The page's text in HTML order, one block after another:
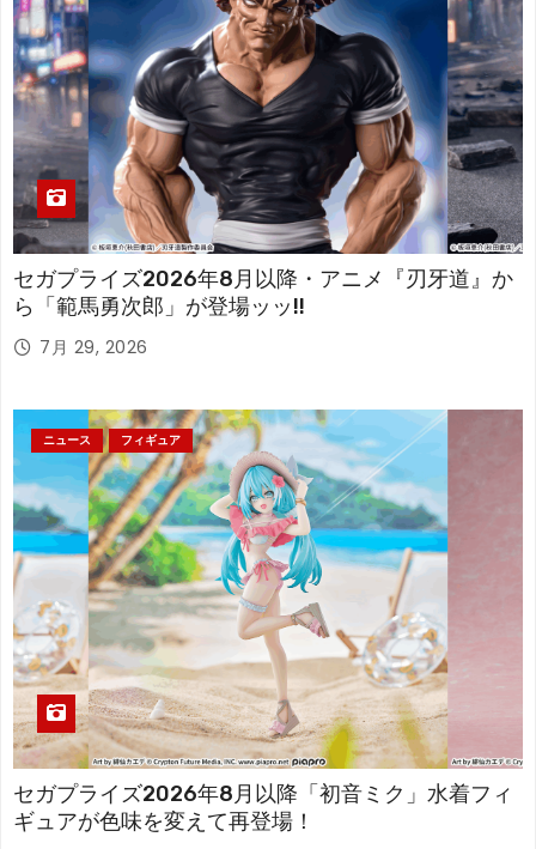
セガプライズ2026年8月以降・アニメ『刃牙道』か
ら「範馬勇次郎」が登場ッッ!!
7月 29, 2026
ニュース フィギュア
セガプライズ2026年8月以降「初音ミク」水着フィ
ギュアが色味を変えて再登場！